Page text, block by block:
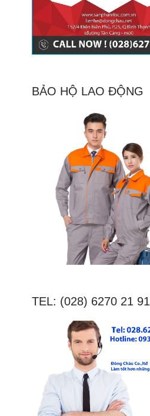
BẢO HỘ LAO ĐỘNG
TEL: (028) 6270 21 91